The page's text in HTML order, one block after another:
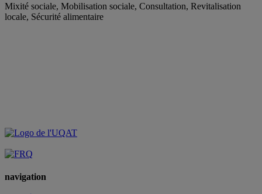
Mixité sociale, Mobilisation sociale, Consultation, Revitalisation
locale, Sécurité alimentaire
navigation